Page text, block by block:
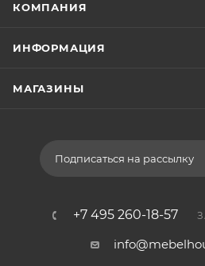
КОМПАНИЯ
ИНФОРМАЦИЯ
МАГАЗИНЫ
Подписаться на рассылку
+7 495 260-18-57